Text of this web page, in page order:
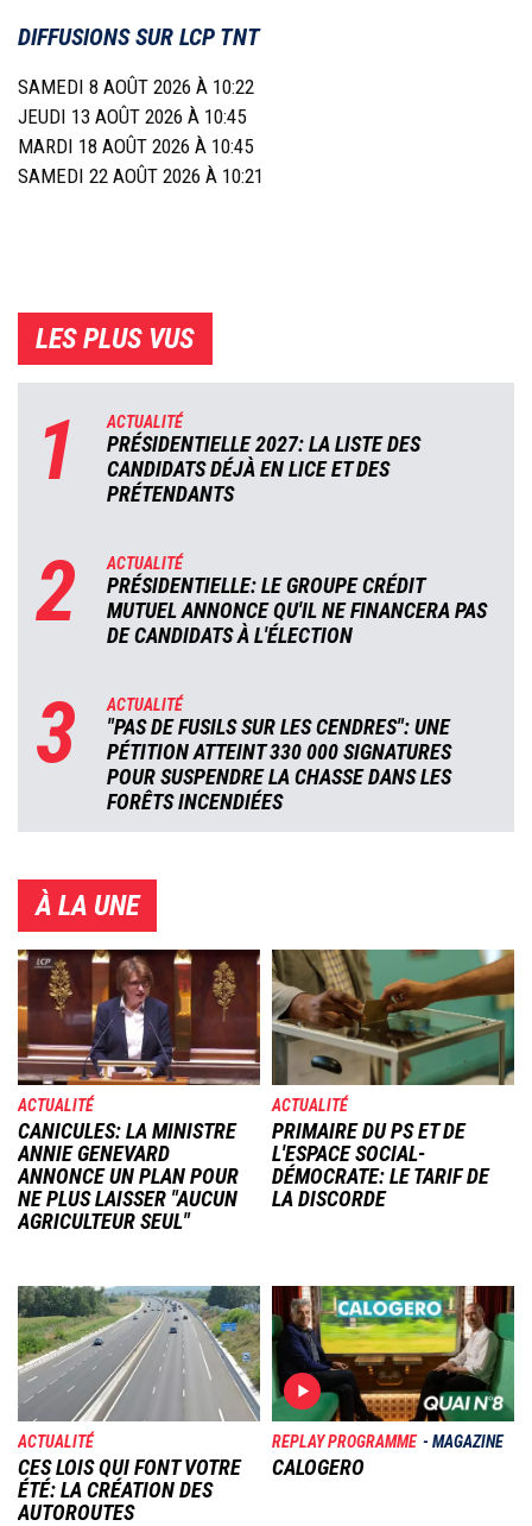
DIFFUSIONS SUR LCP TNT
SAMEDI 8 AOÛT 2026 À 10:22
JEUDI 13 AOÛT 2026 À 10:45
MARDI 18 AOÛT 2026 À 10:45
SAMEDI 22 AOÛT 2026 À 10:21
LES PLUS VUS
1 ACTUALITÉ
PRÉSIDENTIELLE 2027: LA LISTE DES
CANDIDATS DÉJÀ EN LICE ET DES
PRÉTENDANTS
2 ACTUALITÉ
PRÉSIDENTIELLE: LE GROUPE CRÉDIT
MUTUEL ANNONCE QU'IL NE FINANCERA PAS
DE CANDIDATS À L'ÉLECTION
3 ACTUALITÉ
"PAS DE FUSILS SUR LES CENDRES": UNE
PÉTITION ATTEINT 330 000 SIGNATURES
POUR SUSPENDRE LA CHASSE DANS LES
FORÊTS INCENDIÉES
À LA UNE
Image
ACTUALITÉ
CANICULES: LA MINISTRE
ANNIE GENEVARD
ANNONCE UN PLAN POUR
NE PLUS LAISSER "AUCUN
AGRICULTEUR SEUL"
Image
ACTUALITÉ
PRIMAIRE DU PS ET DE
L'ESPACE SOCIAL-
DÉMOCRATE: LE TARIF DE
LA DISCORDE
Image
ACTUALITÉ
CES LOIS QUI FONT VOTRE
ÉTÉ: LA CRÉATION DES
AUTOROUTES
Image
REPLAY PROGRAMME MAGAZINE
CALOGERO